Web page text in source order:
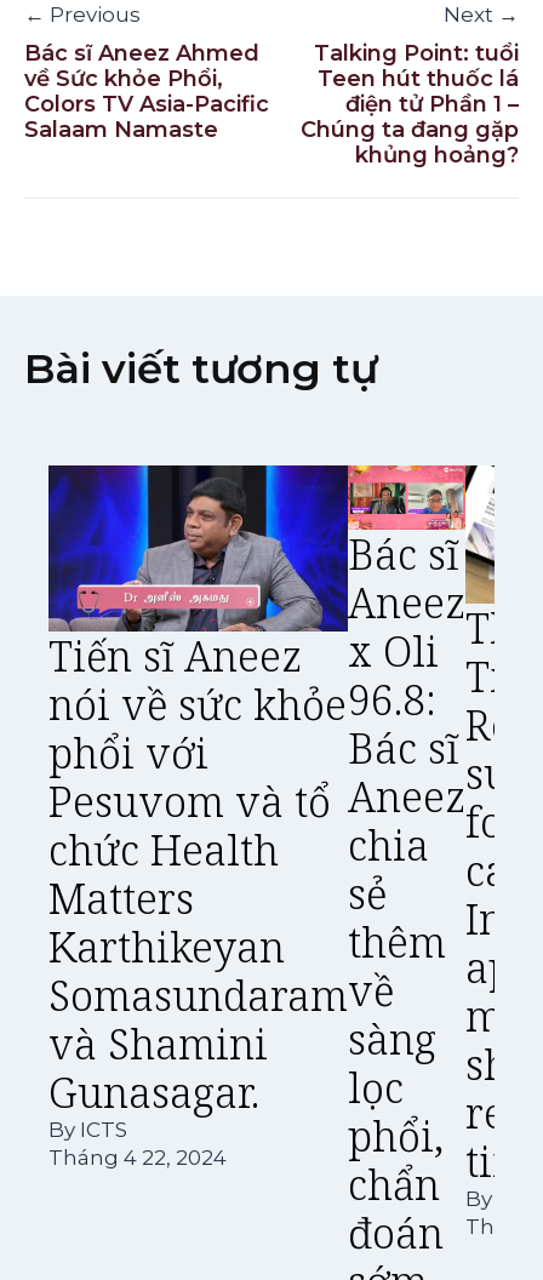
← Previous
Bác sĩ Aneez Ahmed
về Sức khỏe Phổi,
Colors TV Asia-Pacific
Salaam Namaste
Next →
Talking Point: tuổi
Teen hút thuốc lá
điện tử Phần 1 –
Chúng ta đang gặp
khủng hoảng?
Bài viết tương tự
Tiến sĩ Aneez
nói về sức khỏe
phổi với
Pesuvom và tổ
chức Health
Matters
Karthikeyan
Somasundaram
và Shamini
Gunasagar.
By ICTS
Tháng 4 22, 2024
Bác sĩ
Aneez
x Oli
96.8:
Bác sĩ
Aneez
chia
sẻ
thêm
về
sàng
lọc
phổi,
chẩn
đoán
for
By
Tháng